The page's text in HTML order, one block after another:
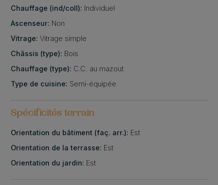
Chauffage (ind/coll): Individuel
Ascenseur: Non
Vitrage: Vitrage simple
Châssis (type): Bois
Chauffage (type): C.C. au mazout
Type de cuisine: Semi-équipée
Spécificités terrain
Orientation du bâtiment (faç. arr.): Est
Orientation de la terrasse: Est
Orientation du jardin: Est